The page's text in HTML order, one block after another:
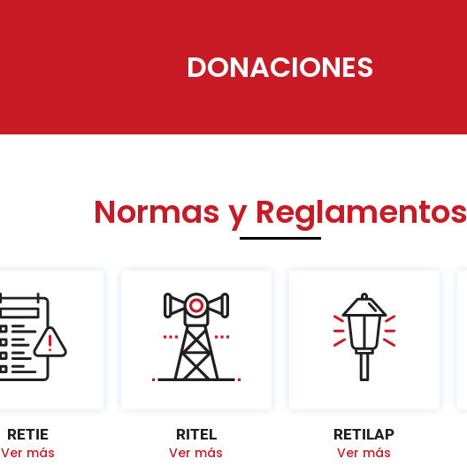
DONACIONES
Normas y Reglamentos
RETIE
Ver más
RITEL
Ver más
RETILAP
Ver más